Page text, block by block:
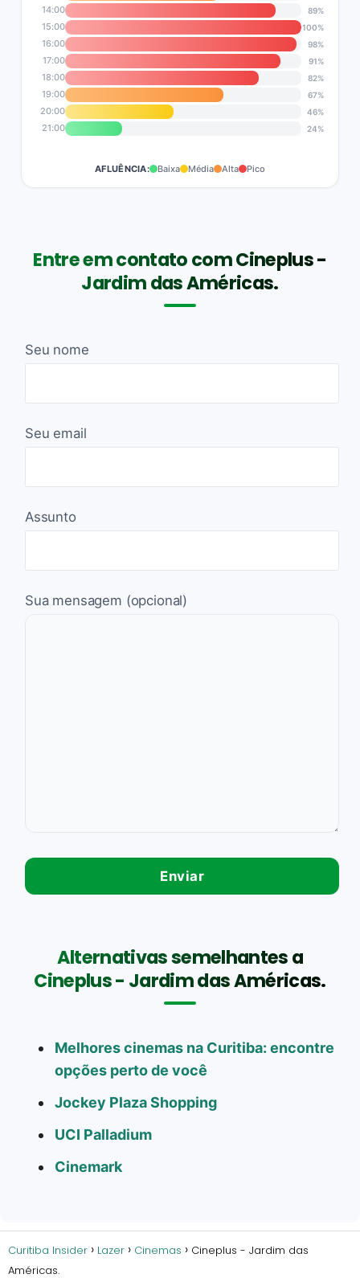
14:00 89%
15:00 100%
16:00 98%
17:00 91%
18:00 82%
19:00 67%
20:00 46%
21:00 24%
AFLUÊNCIA: Baixa Média Alta Pico
Entre em contato com Cineplus -
Jardim das Américas.
Seu nome
Seu email
Assunto
Sua mensagem (opcional)
Alternativas semelhantes a
Cineplus - Jardim das Américas.
Melhores cinemas na Curitiba: encontre
opções perto de você
Jockey Plaza Shopping
UCI Palladium
Cinemark
Curitiba Insider Lazer Cinemas
Cineplus - Jardim das
Américas.